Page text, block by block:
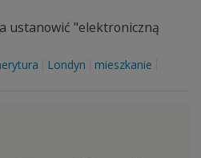
ustanowić "elektroniczną
Londyn
mieszkanie